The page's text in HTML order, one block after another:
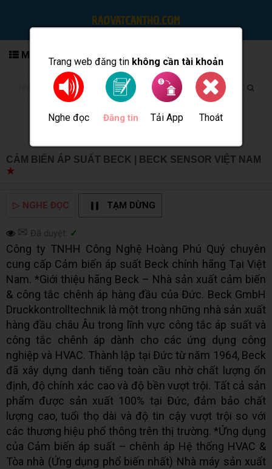
Trang web đăng tin không cần tài khoản
Nghe đọc Đăng tin Tải App Thoát
MENU
CẢM BIẾN ÁP SUẤT BECK | BECK SENSOR VIỆT NAM
★
▷ NGHE ĐỌC TẠM DỪNG
✉ Đã duyệt: ✓
Công ty TNHH Công Nghệ Hoàng Phú Quý chuyên
cung cấp Cảm biến áp suất Beck chính hãng Tại Việt
Nam. *Giới thiệu hãng Beck – Nhà sản xuất cảm biến
& công tắc chênh áp hàng đầu của Đức. Beck GmbH
Druckkontrolltechnik là một trong những nhà sản xuất
hàng đầu châu Âu trong lĩnh vực công tắc áp suất và
công tắc chênh áp dành cho các ứng dụng công
nghiệp và HVAC. Thành lập tại Đức từ năm 1964, Beck
đã xây dựng danh tiếng toàn cầu nhờ chất lượng ổn
định, độ chính xác cao và độ bền vượt trội. Tất cả sản
phẩm được sản xuất 100% tại Đức, đảm bảo chất
lượng cao, tuổi thọ dài và độ tin cậy vượt trội so với
các thương hiệu phổ thông trên thị trường. *Ứng dụng
của Cảm biến áp suất – chênh áp Hệ thống HVAC &
Tòa nhà (Ứng dụng phổ biến nhất) Nhà máy sản xuất